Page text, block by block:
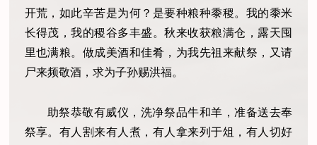
开荒，如此辛苦是为何？是要种粮种黍稷。我的黍米
长得茂，我的稷谷多丰盛。秋来收获粮满仓，露天囤
里也满粮。做成美酒和佳肴，为我先祖来献祭，又请
尸来频敬酒，求为子孙赐洪福。
助祭恭敬有威仪，洗净祭品牛和羊，准备送去奉
祭享。有人割来有人煮，有人拿来列于俎，有人切好